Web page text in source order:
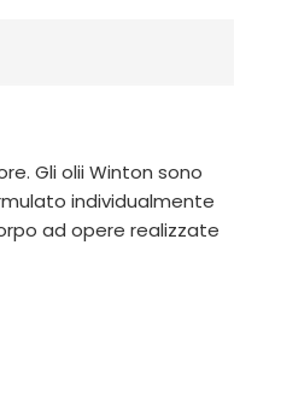
Gli olii Winton sono
individualmente
ad opere realizzate